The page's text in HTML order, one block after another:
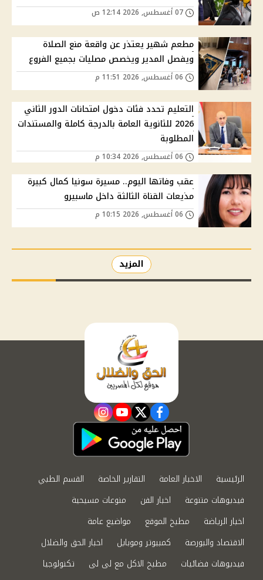
مطعم شهير يعتذر عن واقعة منع الصلاة
ويفصل المدير ويخصص مصليات بجميع الفروع
التعليم تحدد فئات دخول امتحانات الدور الثاني
2026 للثانوية العامة بالدرجة كاملة والمستندات
المطلوبة
عقب وفاتها اليوم.. مسيرة سونيا كمال كبيرة
مذيعات القناة الثالثة داخل ماسبيرو
المزيد
facebook
twitter
youtube
instagram
الرئيسية الاخبار العامة التقارير الخاصة
القسم الطبي
فيديوهات متنوعة
اخبار الفن
منوعات مسيحية
اخبار الرياضة
مطبخ الموقع
مواضيع عامة
الاقتصاد والبورصة
كمبيوتر وموبايل
اخبار الحق والضلال
فيديوهات فضائيات
مطبخ الاكل مع لى لى
تكنولوجيا